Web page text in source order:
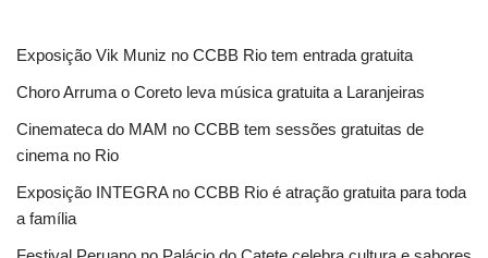
Exposição Vik Muniz no CCBB Rio tem entrada gratuita
Choro Arruma o Coreto leva música gratuita a Laranjeiras
Cinemateca do MAM no CCBB tem sessões gratuitas de
cinema no Rio
Exposição INTEGRA no CCBB Rio é atração gratuita para toda
a família